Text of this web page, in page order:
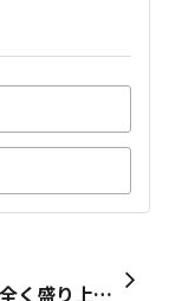
最近まで全く盛り上がってなかったこのサイトがこの数日で急に盛り上がって来ましたね。 第19回大会から出場して2年連続で出場しなかった事は今回が初めてだったので今年はハパルアハーフも視野に入れてましたが流石にまだ諦めです。 ハワイではマスク義務も解除された様ですがもっと安全に行ける様になったらホノルルマラソン前にも遊びに行こうと思ってます。 皆さんの参加意欲は嬉しいです。